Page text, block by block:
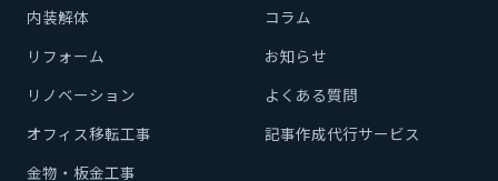
内装解体
リフォーム
リノベーション
オフィス移転工事
金物・板金工事
コラム
お知らせ
よくある質問
記事作成代行サービス